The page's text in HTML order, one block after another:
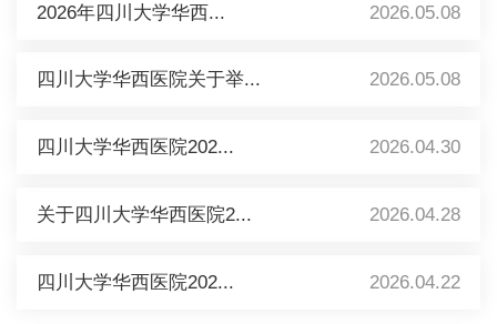
2026年四川大学华西... 2026.05.08
四川大学华西医院关于举... 2026.05.08
四川大学华西医院202... 2026.04.30
关于四川大学华西医院2... 2026.04.28
四川大学华西医院202... 2026.04.22